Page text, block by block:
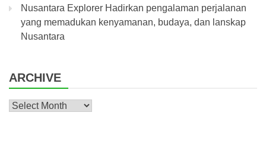
Nusantara Explorer Hadirkan pengalaman perjalanan
yang memadukan kenyamanan, budaya, dan lanskap
Nusantara
ARCHIVE
Archive